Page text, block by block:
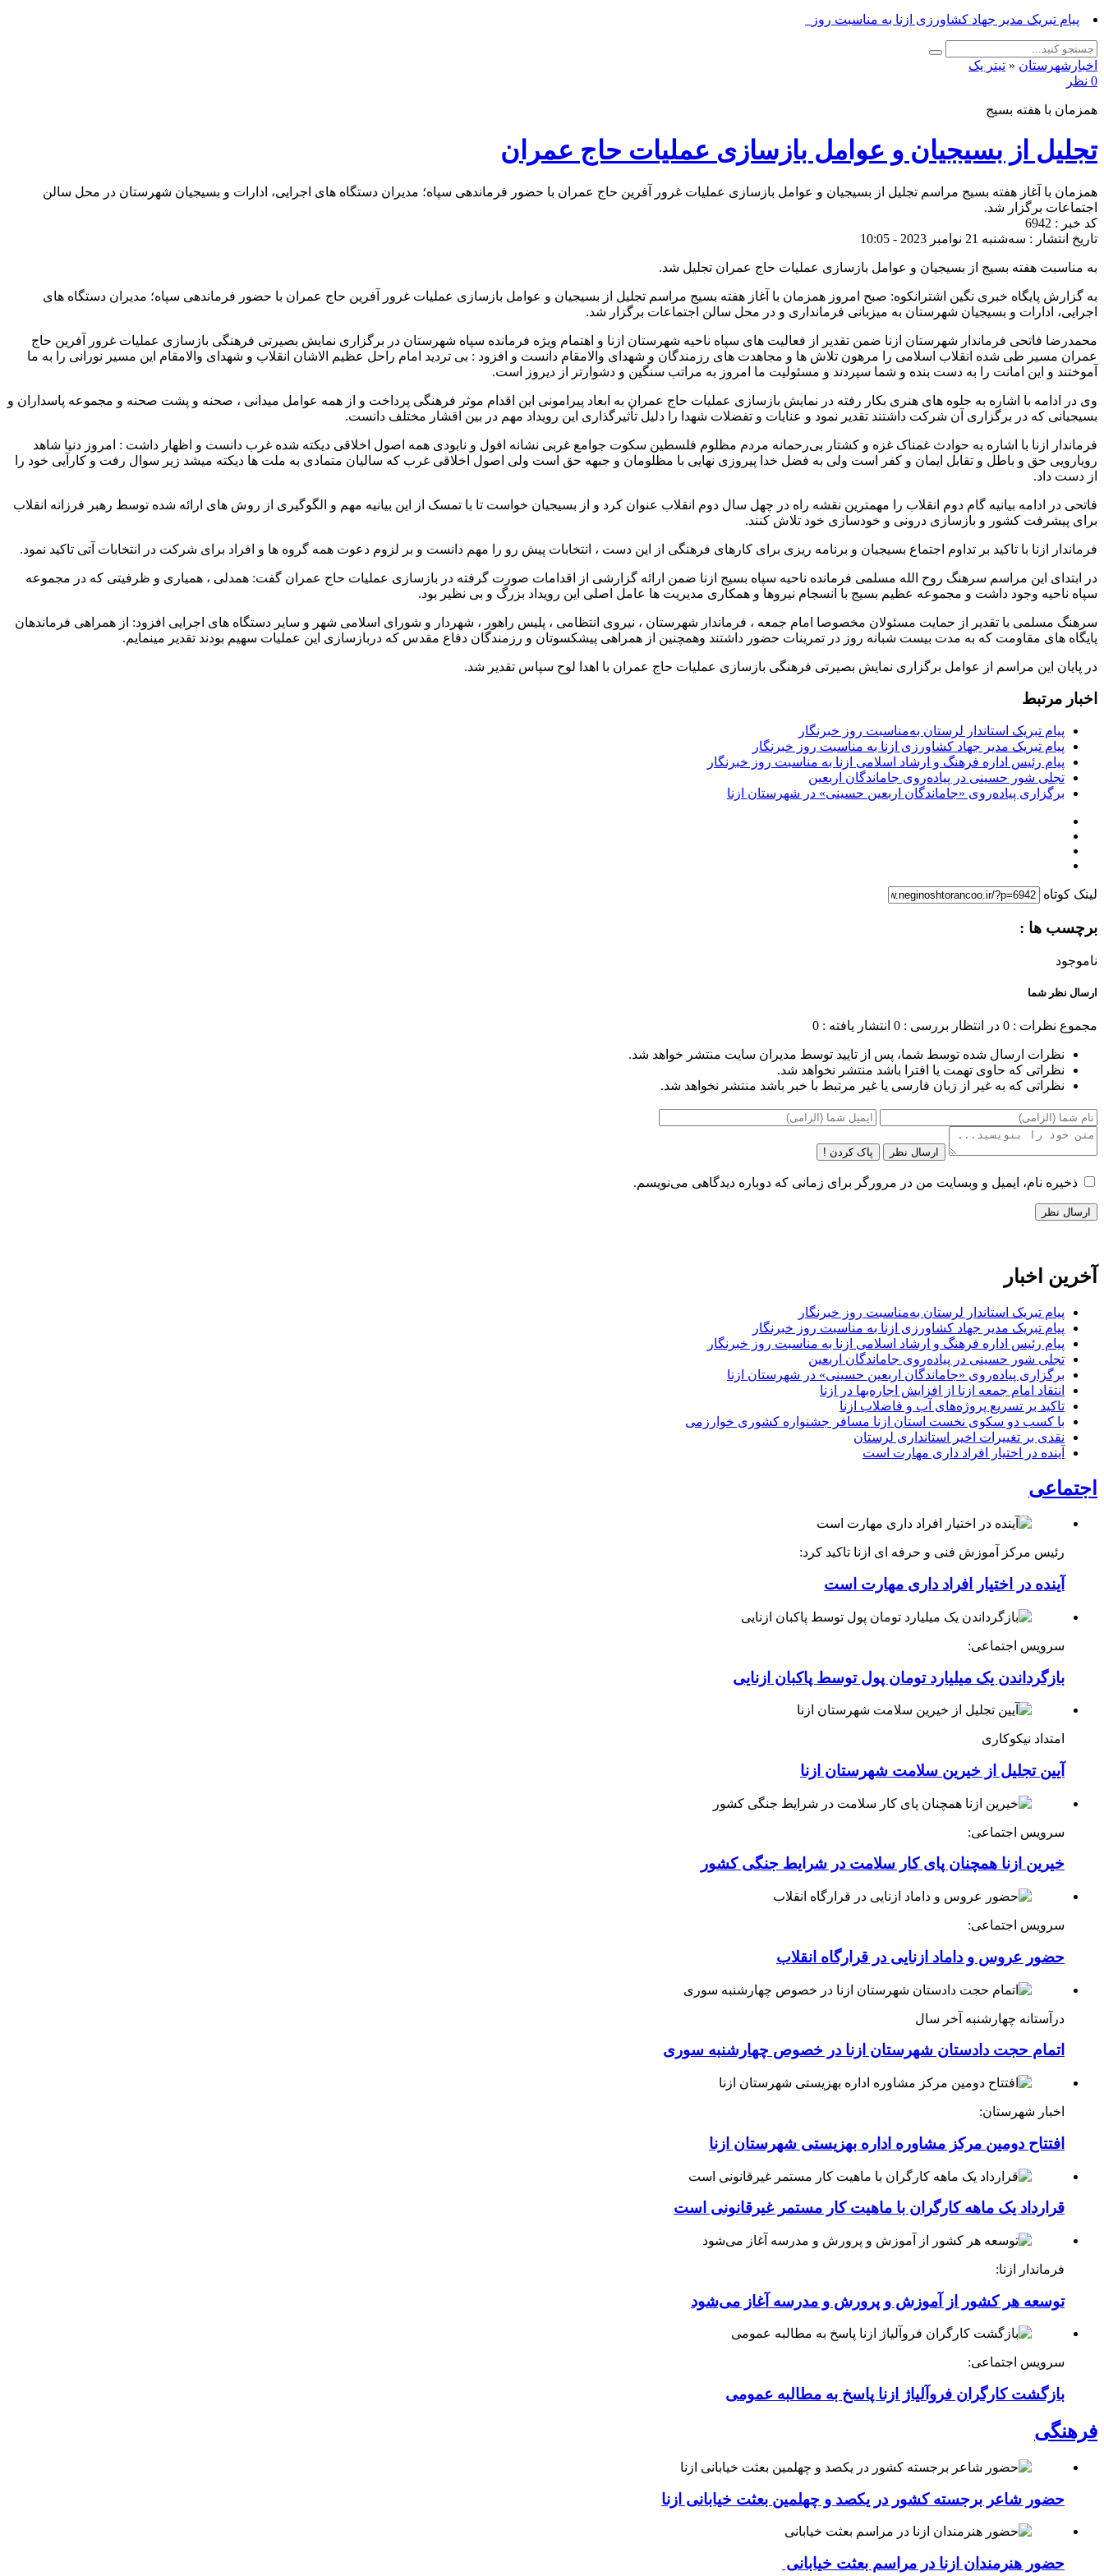
پیام تبریک مدیر جهاد کشاورزی ازنا به مناسبت روز خبرنگار_
اخبارشهرستان « تیتر یک
0 نظر
همزمان با هفته بسیج
تجلیل از بسیجیان و عوامل بازسازی عملیات حاج عمران
همزمان با آغاز هفته بسیج مراسم تجلیل از بسیجیان و عوامل بازسازی عملیات غرور آفرین حاج عمران با حضور فرماندهی سپاه؛ مدیران دستگاه های اجرایی، ادارات و بسیجیان شهرستان در محل سالن
اجتماعات برگزار شد.
کد خبر : 6942
تاریخ انتشار : سه‌شنبه 21 نوامبر 2023 - 10:05
به مناسبت هفته بسیج از بسیجیان و عوامل بازسازی عملیات حاج عمران تجلیل شد.
به گزارش پایگاه خبری نگین اشترانکوه: صبح امروز همزمان با آغاز هفته بسیج مراسم تجلیل از بسیجیان و عوامل بازسازی عملیات غرور آفرین حاج عمران با حضور فرماندهی سپاه؛ مدیران دستگاه های
اجرایی، ادارات و بسیجیان شهرستان به میزبانی فرمانداری و در محل سالن اجتماعات برگزار شد.
محمدرضا فاتحی فرماندار شهرستان ازنا ضمن تقدیر از فعالیت های سپاه ناحیه شهرستان ازنا و اهتمام ویژه فرمانده سپاه شهرستان در برگزاری نمایش بصیرتی فرهنگی بازسازی عملیات غرور آفرین حاج
عمران مسیر طی شده انقلاب اسلامی را مرهون تلاش ها و مجاهدت های رزمندگان و شهدای والامقام دانست و افزود : بی تردید امام راحل عظیم الاشان انقلاب و شهدای والامقام این مسیر نورانی را به ما
آموختند و این امانت را به دست بنده و شما سپردند و مسئولیت ما امروز به مراتب سنگین و دشوارتر از دیروز است.
وی در ادامه با اشاره به جلوه های هنری بکار رفته در نمایش بازسازی عملیات حاج عمران به ابعاد پیرامونی این اقدام موثر فرهنگی پرداخت و از همه عوامل میدانی ، صحنه و پشت صحنه و مجموعه پاسداران و
بسیجیانی که در برگزاری آن شرکت داشتند تقدیر نمود و عنایات و تفضلات شهدا را دلیل تأثیرگذاری این رویداد مهم در بین اقشار مختلف دانست.
فرماندار ازنا با اشاره به حوادث غمناک غزه و کشتار بی‌رحمانه مردم مظلوم فلسطین سکوت جوامع غربی نشانه افول و نابودی همه اصول اخلاقی دیکته شده غرب دانست و اظهار داشت : امروز دنیا شاهد
رویارویی حق و باطل و تقابل ایمان و کفر است ولی به فضل خدا پیروزی نهایی با مظلومان و جبهه حق است ولی اصول اخلاقی غرب که سالیان متمادی به ملت ها دیکته میشد زیر سوال رفت و کارآیی خود را
از دست داد.
فاتحی در ادامه بیانیه گام دوم انقلاب را مهمترین نقشه راه در چهل سال دوم انقلاب عنوان کرد و از بسیجیان خواست تا با تمسک از این بیانیه مهم و الگوگیری از روش های ارائه شده توسط رهبر فرزانه انقلاب
برای پیشرفت کشور و بازسازی درونی و خودسازی خود تلاش کنند.
فرماندار ازنا با تاکید بر تداوم اجتماع بسیجیان و برنامه ریزی برای کارهای فرهنگی از این دست ، انتخابات پیش رو را مهم دانست و بر لزوم دعوت همه گروه ها و افراد برای شرکت در انتخابات آتی تاکید نمود.
در ابتدای این مراسم سرهنگ روح الله مسلمی فرمانده ناحیه سپاه بسیج ازنا ضمن ارائه گزارشی از اقدامات صورت گرفته در بازسازی عملیات حاج عمران گفت: همدلی ، همیاری و ظرفیتی که در مجموعه
سپاه ناحیه وجود داشت و مجموعه عظیم بسیج با انسجام نیروها و همکاری مديريت ها عامل اصلی این رویداد بزرگ و بی نظیر بود.
سرهنگ مسلمی با تقدیر از حمایت مسئولان مخصوصا امام جمعه ، فرماندار شهرستان ، نیروی انتظامی ، پلیس راهور ، شهردار و شورای اسلامی شهر و سایر دستگاه های اجرایی افزود: از همراهی فرماندهان
پایگاه های مقاومت که به مدت بیست شبانه روز در تمرینات حضور داشتند وهمچنین از همراهی پیشکسوتان و رزمندگان دفاع مقدس که دربازسازی این عملیات سهیم بودند تقدیر مینمایم.
در پایان این مراسم از عوامل برگزاری نمایش بصیرتی فرهنگی بازسازی عملیات حاج عمران با اهدا لوح سپاس تقدیر شد.
اخبار مرتبط
پیام تبریک استاندار لرستان به‌مناسبت روز خبرنگار
پیام تبریک مدیر جهاد کشاورزی ازنا به مناسبت روز خبرنگار
پیام رئیس اداره فرهنگ و ارشاد اسلامی ازنا به مناسبت روز خبرنگار
تجلی شور حسینی در پیاده‌روی جاماندگان اربعین
برگزاری پیاده‌روی «جاماندگان اربعین حسینی» در شهرستان ازنا
لینک کوتاه
برچسب ها :
ناموجود
ارسال نظر شما
مجموع نظرات : 0 در انتظار بررسی : 0 انتشار یافته : 0
نظرات ارسال شده توسط شما، پس از تایید توسط مدیران سایت منتشر خواهد شد.
نظراتی که حاوی تهمت یا افترا باشد منتشر نخواهد شد.
نظراتی که به غیر از زبان فارسی یا غیر مرتبط با خبر باشد منتشر نخواهد شد.
ارسال نظر پاک کردن !
ذخیره نام، ایمیل و وبسایت من در مرورگر برای زمانی که دوباره دیدگاهی می‌نویسم.
آخرین اخبار
پیام تبریک استاندار لرستان به‌مناسبت روز خبرنگار
پیام تبریک مدیر جهاد کشاورزی ازنا به مناسبت روز خبرنگار
پیام رئیس اداره فرهنگ و ارشاد اسلامی ازنا به مناسبت روز خبرنگار
تجلی شور حسینی در پیاده‌روی جاماندگان اربعین
برگزاری پیاده‌روی «جاماندگان اربعین حسینی» در شهرستان ازنا
انتقاد امام جمعه ازنا از افزایش اجاره‌بها در ازنا
تاکید بر تسریع پروژه‌های آب و فاضلاب ازنا
با کسب دو سکوی نخست استان ازنا مسافر جشنواره کشوری خوارزمی
نقدی بر تغییرات اخیر استانداری لرستان
آینده در اختیار افراد داری مهارت است
اجتماعی
رئیس مرکز آموزش فنی و حرفه ای ازنا تاکید کرد:
آینده در اختیار افراد داری مهارت است
سرویس اجتماعی:
بازگرداندن یک میلیارد تومان پول توسط پاکبان ازنایی
امتداد نیکوکاری
آیین تجلیل از خیرین سلامت شهرستان ازنا
سرویس اجتماعی:
خیرین ازنا همچنان پای کار سلامت در شرایط جنگی کشور
سرویس اجتماعی:
حضور عروس و داماد ازنایی در قرارگاه انقلاب
درآستانه چهارشنبه آخر سال
اتمام حجت دادستان شهرستان ازنا در خصوص چهارشنبه ‌سوری
اخبار شهرستان:
افتتاح دومین مرکز مشاوره اداره بهزیستی شهرستان ازنا
قرارداد یک ماهه کارگران با ماهیت کار مستمر غیرقانونی است
فرماندار ازنا:
توسعه هر کشور از آموزش و پرورش و مدرسه آغاز می‌شود
سرویس اجتماعی:
بازگشت کارگران فروآلیاژ ازنا پاسخ به مطالبه عمومی
فرهنگی
حضور شاعر برجسته کشور در یکصد و چهلمین بعثت خیابانی ازنا
حضور هنرمندان ازنا در مراسم بعثت خیابانی